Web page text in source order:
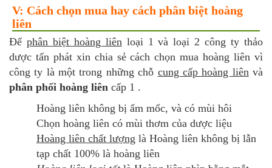
V: Cách chọn mua hay cách phân biệt hoàng
liên
Để phân biệt hoàng liênloại 1 và loại 2 công ty thảo
dược tấn phát xin chia sẻ cách chọn mua hoàng liên vì
công ty là một trong những chỗ cung cấp hoàng liênvà
phân phối hoàng liên cấp 1 .
Hoàng liên không bị ẩm mốc, và có mùi hôi
Chọn hoàng liên có mùi thơm của dược liệu
Hoàng liên chất lượng là Hoàng liên không bị lẫn
tạp chất 100% là hoàng liên